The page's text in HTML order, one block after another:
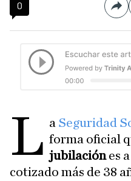
0
L a Seguridad
forma oficial
jubilaciónes
cotizado más de 38